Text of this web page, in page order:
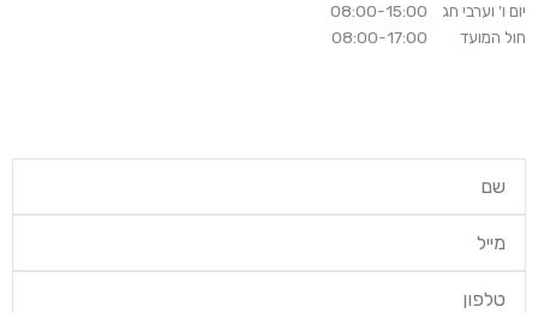
יום ו' וערבי חג 08:00-15:00
חול המועד 08:00-17:00